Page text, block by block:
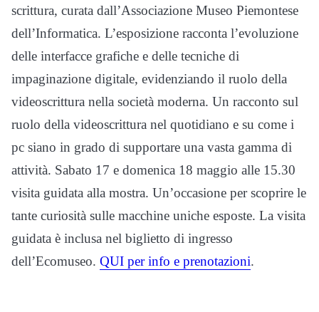
scrittura, curata dall’Associazione Museo Piemontese
dell’Informatica. L’esposizione racconta l’evoluzione
delle interfacce grafiche e delle tecniche di
impaginazione digitale, evidenziando il ruolo della
videoscrittura nella società moderna. Un racconto sul
ruolo della videoscrittura nel quotidiano e su come i
pc siano in grado di supportare una vasta gamma di
attività. Sabato 17 e domenica 18 maggio alle 15.30
visita guidata alla mostra. Un’occasione per scoprire le
tante curiosità sulle macchine uniche esposte. La visita
guidata è inclusa nel biglietto di ingresso
dell’Ecomuseo. QUI per info e prenotazioni.